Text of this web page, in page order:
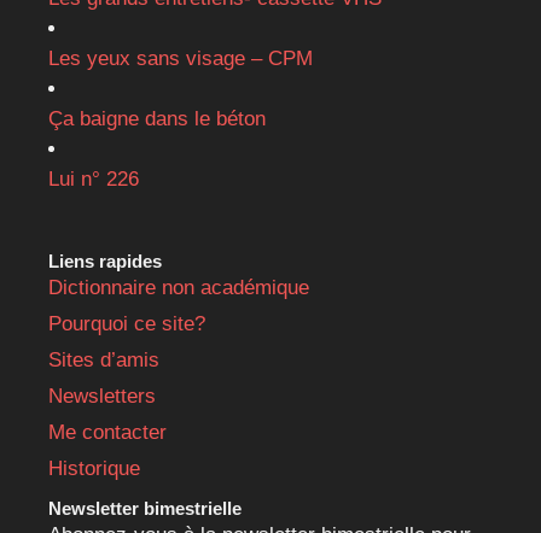
Les yeux sans visage – CPM
Ça baigne dans le béton
Lui n° 226
Liens rapides
Dictionnaire non académique
Pourquoi ce site?
Sites d’amis
Newsletters
Me contacter
Historique
Newsletter bimestrielle